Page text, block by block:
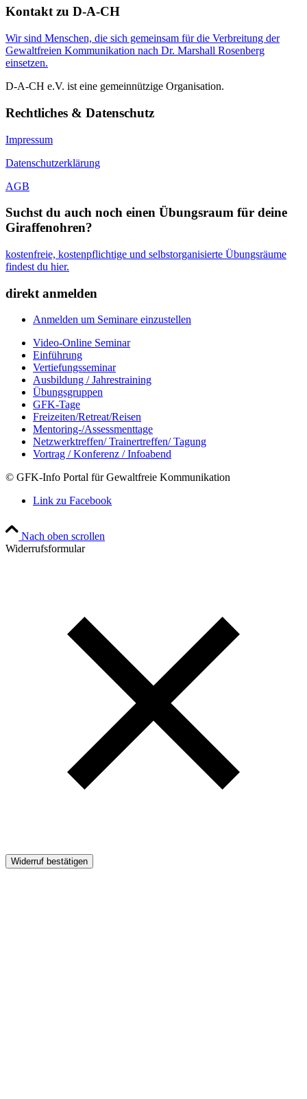
Kontakt zu D-A-CH
Wir sind Menschen, die sich gemeinsam für die Verbreitung der
Gewaltfreien Kommunikation nach Dr. Marshall Rosenberg
einsetzen.
D-A-CH e.V. ist eine gemeinnützige Organisation.
Rechtliches & Datenschutz
Impressum
Datenschutzerklärung
AGB
Suchst du auch noch einen Übungsraum für deine
Giraffenohren?
kostenfreie, kostenpflichtige und selbstorganisierte Übungsräume
findest du hier.
direkt anmelden
Anmelden um Seminare einzustellen
Video-Online Seminar
Einführung
Vertiefungsseminar
Ausbildung / Jahrestraining
Übungsgruppen
GFK-Tage
Freizeiten/Retreat/Reisen
Mentoring-/Assessmenttage
Netzwerktreffen/ Trainertreffen/ Tagung
Vortrag / Konferenz / Infoabend
© GFK-Info Portal für Gewaltfreie Kommunikation
Link zu Facebook
Nach oben scrollen
Widerrufsformular
Widerruf bestätigen